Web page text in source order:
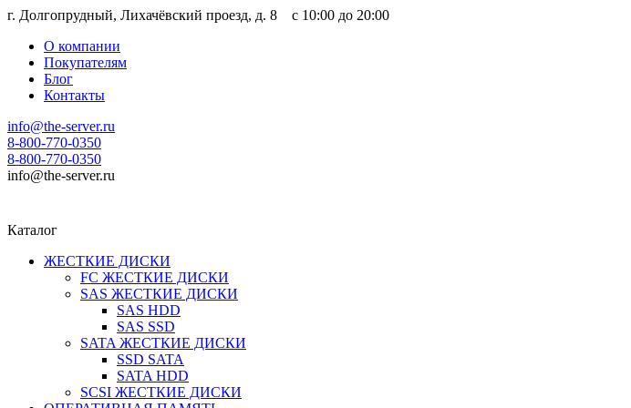
г. Долгопрудный, Лихачёвский проезд, д. 8 c 10:00 до 20:00
О компании
Покупателям
Блог
Контакты
info@the-server.ru
8-800-770-0350
8-800-770-0350
info@the-server.ru
Каталог
ЖЕСТКИЕ ДИСКИ
FC ЖЕСТКИЕ ДИСКИ
SAS ЖЕСТКИЕ ДИСКИ
SAS HDD
SAS SSD
SATA ЖЕСТКИЕ ДИСКИ
SSD SATA
SATA HDD
SCSI ЖЕСТКИЕ ДИСКИ